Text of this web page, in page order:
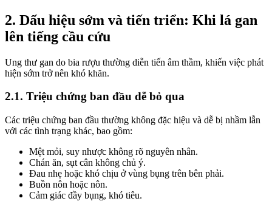
2. Dấu hiệu sớm và tiến triển: Khi lá gan
lên tiếng cầu cứu
Ung thư gan do bia rượu thường diễn tiến âm thầm, khiến việc phát
hiện sớm trở nên khó khăn.
2.1. Triệu chứng ban đầu dễ bỏ qua
Các triệu chứng ban đầu thường không đặc hiệu và dễ bị nhầm lẫn
với các tình trạng khác, bao gồm:
Mệt mỏi, suy nhược không rõ nguyên nhân.
Chán ăn, sụt cân không chủ ý.
Đau nhẹ hoặc khó chịu ở vùng bụng trên bên phải.
Buồn nôn hoặc nôn.
Cảm giác đầy bụng, khó tiêu.